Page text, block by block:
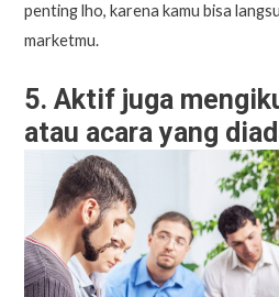
penting lho, karena kamu bisa
marketmu.
5. Aktif juga
atau acara yang